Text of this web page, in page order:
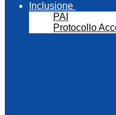
Inclusione
PAI
Protocollo